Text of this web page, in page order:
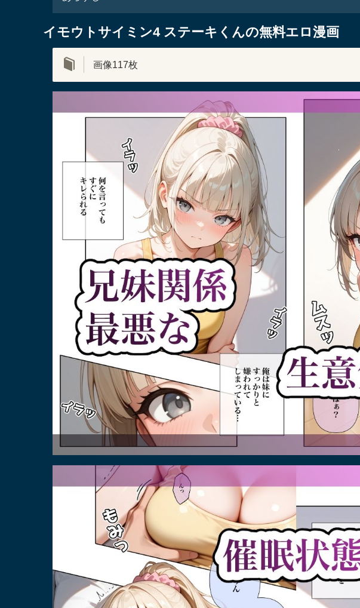
イモウトサイミン4 ステーキくんの無料エロ漫画
画像117枚